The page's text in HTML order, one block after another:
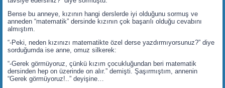
Bense bu anneye, kızının hangi derslerde iyi olduğunu sormuş ve
anneden “matematik” dersinde kızının çok başarılı olduğu cevabını
almıştım.
“-Peki, neden kızınızı matematikte özel derse yazdırmıyorsunuz?” diye
sorduğumda ise anne, omuz silkerek:
“-Gerek görmüyoruz, çünkü kızım çocukluğundan beri matematik
dersinden hep on üzerinde on alır.” demişti. Şaşırmıştım, annenin
“Gerek görmüyoruz!..” deyişine…